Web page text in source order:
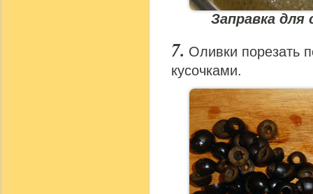
Заправка
Оливки порезать
кусочками.